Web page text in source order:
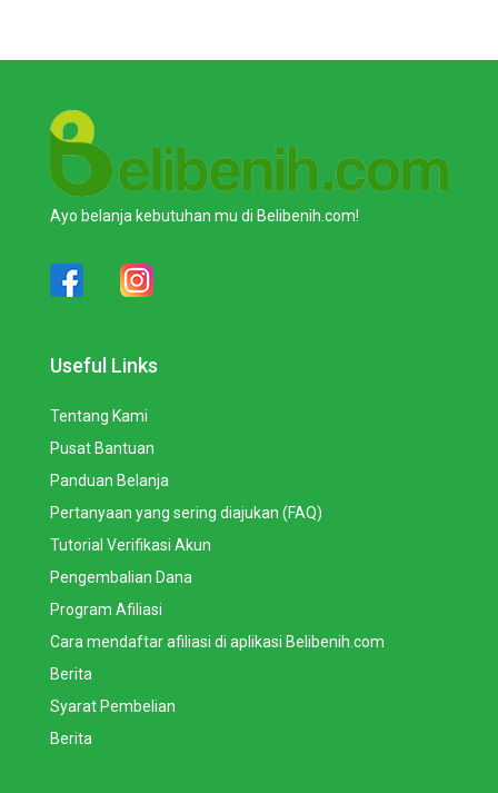
Ayo belanja kebutuhan mu di Belibenih.com!
Useful Links
Tentang Kami
Pusat Bantuan
Panduan Belanja
Pertanyaan yang sering diajukan (FAQ)
Tutorial Verifikasi Akun
Pengembalian Dana
Program Afiliasi
Cara mendaftar afiliasi di aplikasi Belibenih.com
Berita
Syarat Pembelian
Berita